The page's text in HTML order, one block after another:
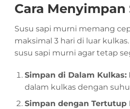
Cara
Susu sapi murni memang
maksimal 3 hari di luar
susu sapi murni agar tetap
Simpan di Dalam Kulkas:
dalam kulkas dengan
Simpan dengan Tertutup